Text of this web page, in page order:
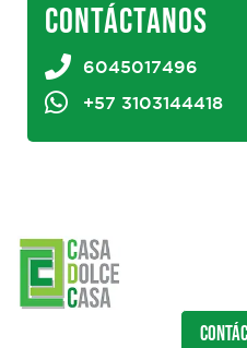
CONTÁCTANOS
6045017496
+57 3103144418